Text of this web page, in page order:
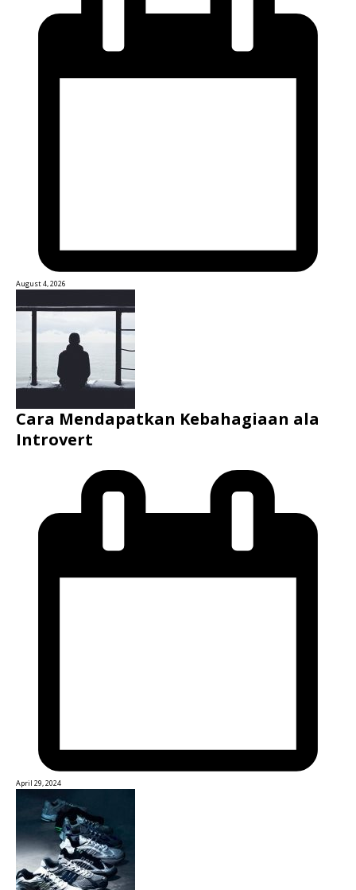
August 4, 2026
Cara Mendapatkan Kebahagiaan ala
Introvert
April 29, 2024